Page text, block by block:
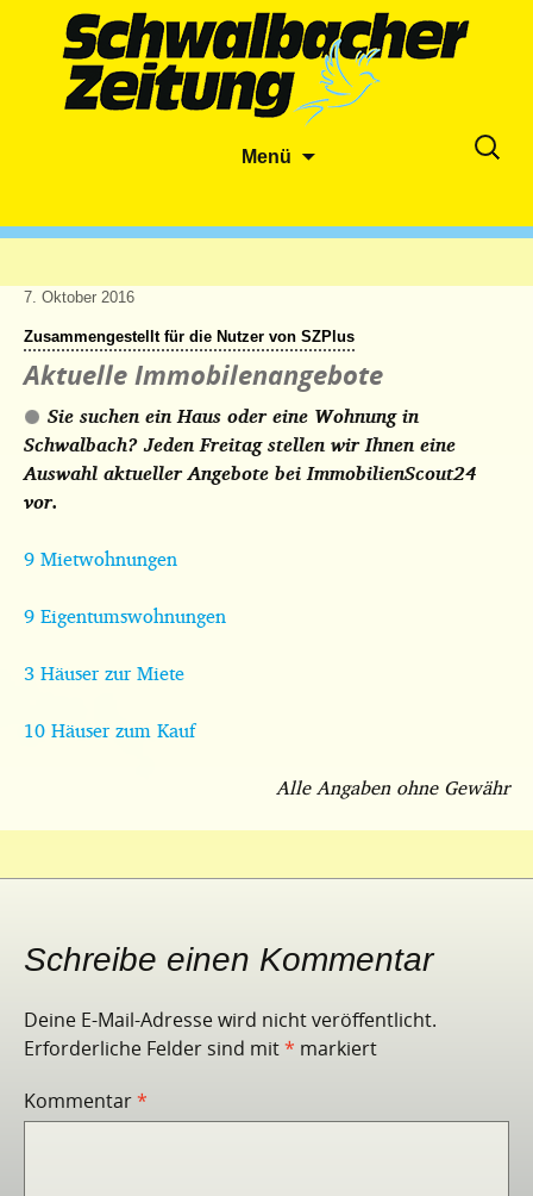
Menü
Suche
7. Oktober 2016
Zusammengestellt für die Nutzer von SZPlus
Aktuelle Immobilenangebote
Sie suchen ein Haus oder eine Wohnung in
Schwalbach? Jeden Freitag stellen wir Ihnen eine
Auswahl aktueller Angebote bei ImmobilienScout24
vor.
9 Mietwohnungen
9 Eigentumswohnungen
3 Häuser zur Miete
10 Häuser zum Kauf
Alle Angaben ohne Gewähr
Schreibe einen Kommentar
Deine E-Mail-Adresse wird nicht veröffentlicht.
Erforderliche Felder sind mit* markiert
Kommentar*